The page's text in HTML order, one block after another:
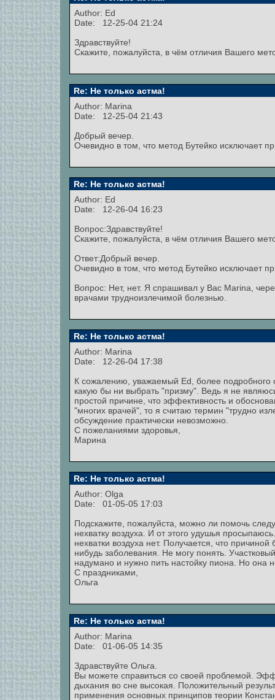
Author: Ed
Date: 12-25-04 21:24
Здравствуйте!
Скажите, пожалуйста, в чём отличия Вашего
Re: Не только астма!
Author: Marina
Date: 12-25-04 21:43
Добрый вечер.
Очевидно в том, что метод Бутейко исключает
Re: Не только астма!
Author: Ed
Date: 12-26-04 16:23
Вопрос:Здравствуйте!
Скажите, пожалуйста, в чём отличия Вашего
Ответ:Добрый вечер.
Очевидно в том, что метод Бутейко исключает
Вопрос: Нет, нет. Я спрашивал у Вас Marina,
врачами трудноизлечимой болезнью.
Re: Не только астма!
Author: Marina
Date: 12-26-04 17:38
К сожалению, уважаемый Ed, более подробного
какую бы ни выбрать "призму". Ведь я не
простой причине, что эффективность и
"многих врачей", то я считаю термин "трудно
обсуждение практически невозможно.
С пожеланиями здоровья,
Марина
Re: Не только астма!
Author: Olga
Date: 01-05-05 17:03
Подскажите, пожалуйста, можно ли помочь
нехватку воздуха. И от этого удушья
нехватки воздуха нет. Получается, что
нибудь заболевания. Не могу понять.
надумано и нужно пить настойку пиона. Но она
С праздниками,
Ольга
Re: Не только астма!
Author: Marina
Date: 01-06-05 14:35
Здравствуйте Ольга.
Вы можете справиться со своей проблемой.
дыхания во сне высокая. Положительный
применения основных принципов теории